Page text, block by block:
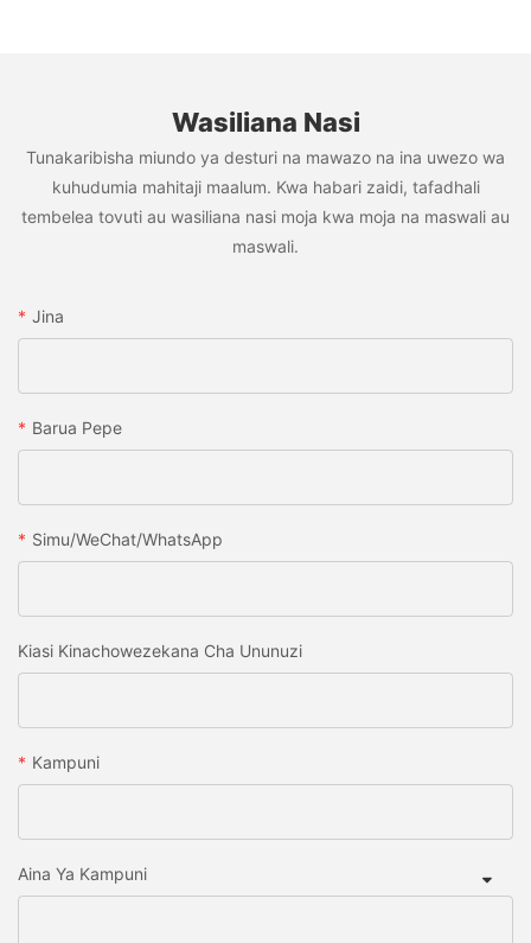
Wasiliana Nasi
Tunakaribisha miundo ya desturi na mawazo na ina uwezo wa
kuhudumia mahitaji maalum. Kwa habari zaidi, tafadhali
tembelea tovuti au wasiliana nasi moja kwa moja na maswali au
maswali.
Jina
Barua Pepe
Simu/WeChat/WhatsApp
Kiasi Kinachowezekana Cha Ununuzi
Kampuni
Aina Ya Kampuni